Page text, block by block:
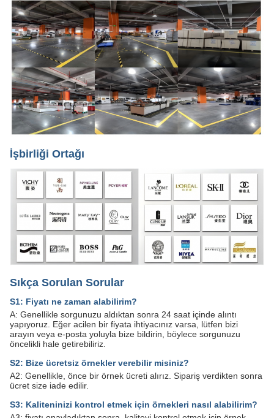
İşbirliği Ortağı
Sıkça Sorulan Sorular
S1: Fiyatı ne zaman alabilirim?
A: Genellikle sorgunuzu aldıktan sonra 24 saat içinde alıntı
yapıyoruz. Eğer acilen bir fiyata ihtiyacınız varsa, lütfen bizi
arayın veya e-posta yoluyla bize bildirin, böylece sorgunuzu
öncelikli hale getirebiliriz.
S2: Bize ücretsiz örnekler verebilir misiniz?
A2: Genellikle, önce bir örnek ücreti alırız. Sipariş verdikten sonra
ücret size iade edilir.
S3: Kaliteninizi kontrol etmek için örnekleri nasıl alabilirim?